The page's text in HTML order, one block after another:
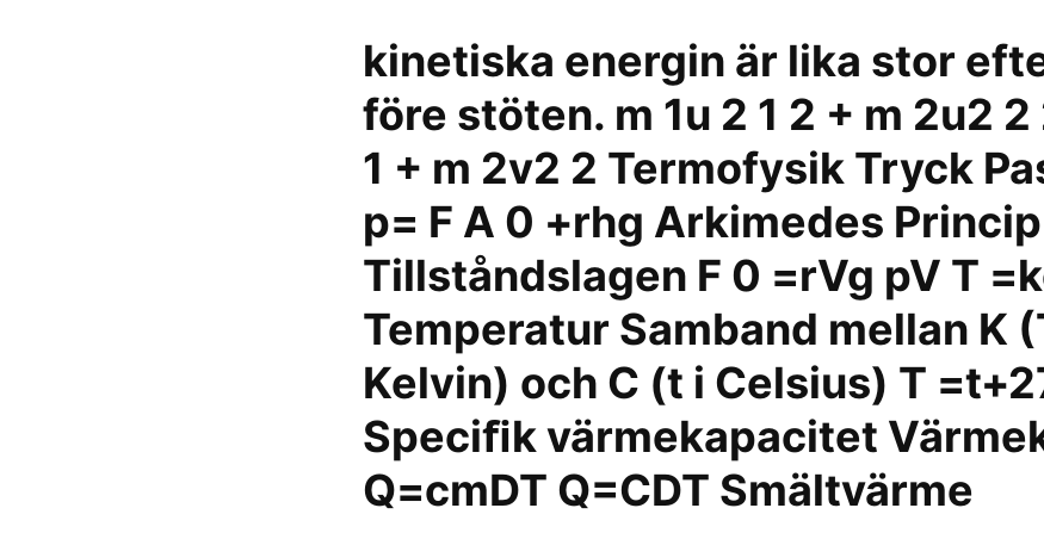
kinetiska energin är lika stor
före stöten. m 1u 2 1 2 + m 2u2 2
1 + m 2v2 2 Termofysik Tryck
p= F A 0 +rhg Arkimedes Princip
Tillståndslagen F 0 =rVg pV T
Temperatur Samband mellan K
Kelvin) och C (t i Celsius) T
Speciﬁk värmekapacitet
Q=cmDT Q=CDT Smältvärme